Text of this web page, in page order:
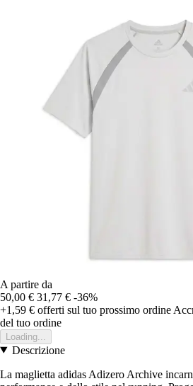
A partire da
50,00 € 31,77 € -36%
+1,59 € offerti sul tuo prossimo ordine
del tuo ordine
Loading...
Descrizione
La maglietta adidas Adizero Archive